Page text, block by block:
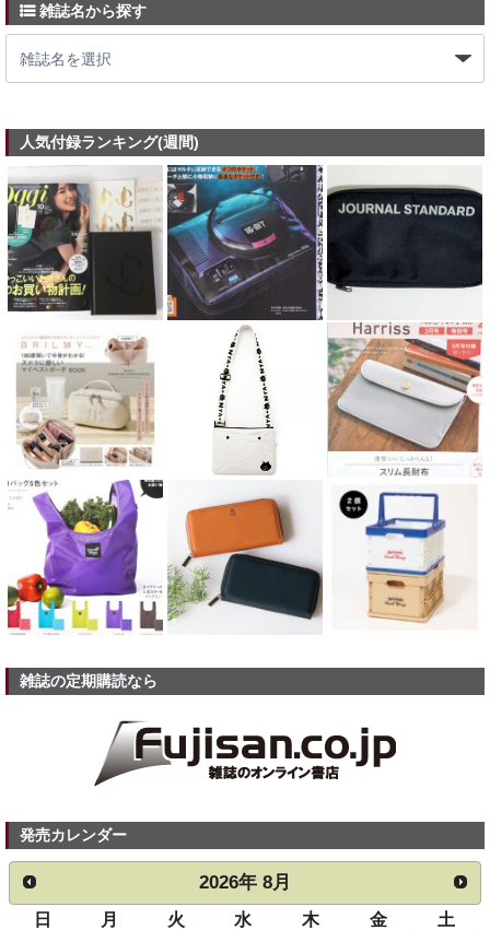
雑誌名から探す
人気付録ランキング(週間)
雑誌の定期購読なら
発売カレンダー
2026年 8月
日 月 火 水 木 金
土